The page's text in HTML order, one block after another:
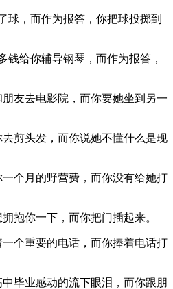
球，而作为报答，你把球投掷到
钱给你辅导钢琴，而作为报答，
友去电影院，而你要她坐到另一
剪头发，而你说她不懂什么是现
个月的野营费，而你没有给她打
抱你一下，而你把门插起来。
个重要的电话，而你捧着电话打
毕业感动的流下眼泪，而你跟朋